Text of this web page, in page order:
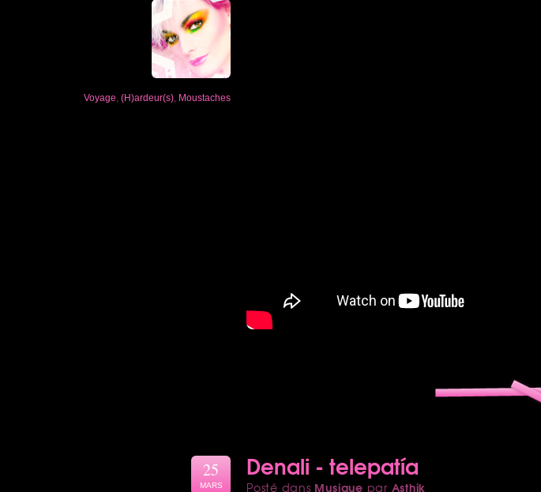
Voyage (H)ardeur(s) Moustaches
Denali - telepatía
Posté dans Musique par Asthik
25
MARS